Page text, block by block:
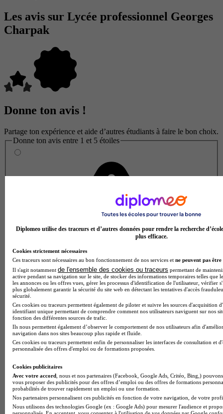
Les avis sur Lycée professionnel Georges
Charpak
Donne ton avis !
Partage ton expérience et aide d’autres étudiants à faire le bon choix.
Donne ton avis entre 1 et 5 étoiles
Note de 1 sur 5
Diplomeo utilise des traceurs et d’autres données pour rendre la recherche
plus efficace.
Cookies strictement nécessaires
Ces traceurs sont nécessaires au bon fonctionnement de nos services et ne peuvent pas être
Il s'agit notamment de l'ensemble des cookies ou traceurs permettant de
active pendant sa navigation sur le site, de stocker des informations temporaires telles que
les annonces ou les offres vues, gérer les processus d'identification de l'utilisateur, vérifier
plus globalement garantir la sécurité du site web en détectant les tentatives d'accès
sécurité.
Ces cookies ou traceurs permettent également de piloter et suivre les sources d'acquisition
identifiant unique permettant de comprendre comment nos utilisateurs naviguent sur nos
fonction des différentes sources de trafic.
Ils nous permettent également d’observer le comportement de nos utilisateurs afin
navigation dans nos sites beaucoup plus rapide et fluide.
Ces cookies ou traceurs permettent enfin de personnaliser les interfaces de consultation et
personnalisée des offres d'emploi ou de formations proposées.
Cookies publicitaires
Avec votre accord , nous et nos partenaires (Facebook, Google Ads, Critéo, Bing,)
vous proposer des publicités pour des offres d’emploi ou des offres de formations
probabilités de trouver rapidement un emploi ou une formation.
Nos partenaires personnalisent ces publicités en fonction de votre navigation, de votre
Nous utilisons des technologies Google (ex : Google Ads) pour mesurer l'audience et